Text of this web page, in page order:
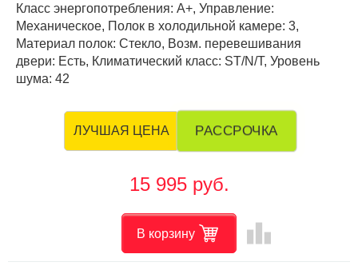
Класс энергопотребления: А+, Управление:
Механическое, Полок в холодильной камере: 3,
Материал полок: Стекло, Возм. перевешивания
двери: Есть, Климатический класс: ST/N/T, Уровень
шума: 42
ЛУЧШАЯ ЦЕНА РАССРОЧКА
15 995 руб.
В корзину leaderboard